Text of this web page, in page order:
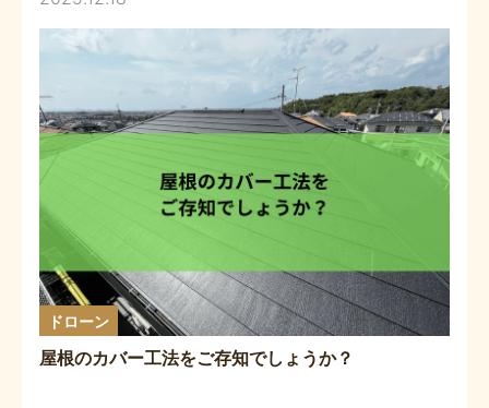
ドローン
屋根のカバー工法をご存知でしょうか？